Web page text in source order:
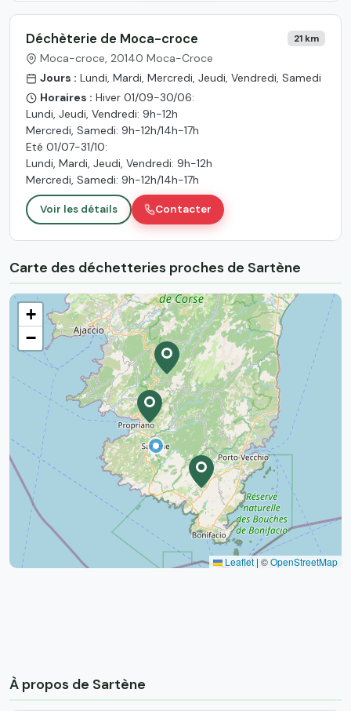
Déchèterie de Moca-croce 21 km
Moca-croce, 20140 Moca-Croce
Jours : Lundi, Mardi, Mercredi, Jeudi, Vendredi, Samedi
Horaires : Hiver 01/09-30/06:
Lundi, Jeudi, Vendredi: 9h-12h
Mercredi, Samedi: 9h-12h/14h-17h
Eté 01/07-31/10:
Lundi, Mardi, Jeudi, Vendredi: 9h-12h
Mercredi, Samedi: 9h-12h/14h-17h
Voir les détails Contacter
Carte des déchetteries proches de Sartène
+
−
Leaflet | ©OpenStreetMap
À propos de Sartène